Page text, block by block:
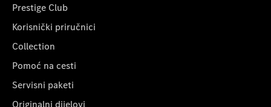
Prestige Club
Korisnički priručnici
Collection
Pomoć na cesti
Servisni paketi
Originalni dijelovi